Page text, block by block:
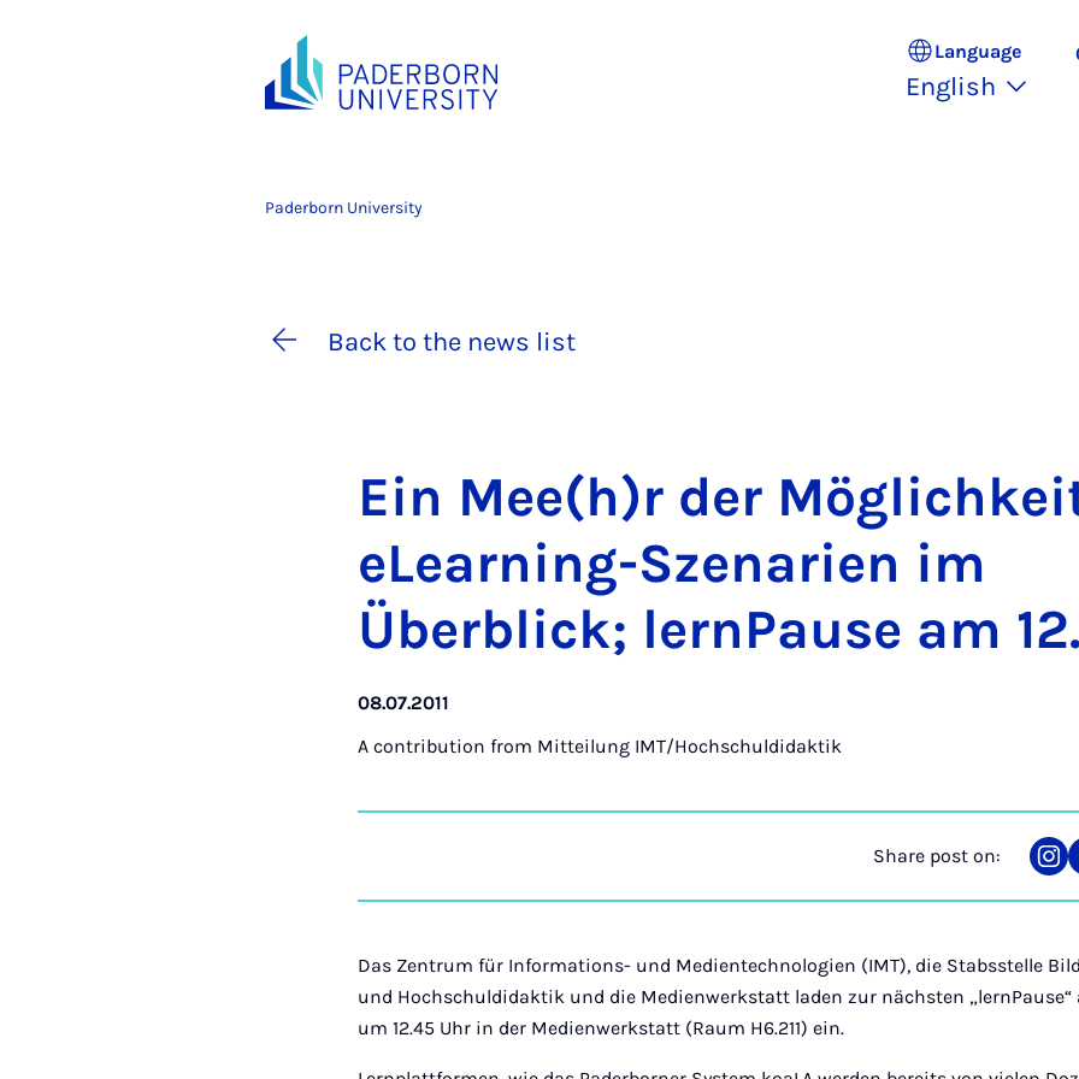
Language
English
Paderborn University
Back to the news list
Ein Mee(h)r der
eLearn­ing-Szenari­en im
Überblick; lern­Pause am
08.07.2011
A contribution from Mitteilung IMT/Hochschuldidaktik
Share post on:
on
Das Zentrum für Informations- und Medientechnologien (IMT), die Stabsstelle
und Hochschuldidaktik und die Medienwerkstatt laden zur nächsten „lernPause“
um 12.45 Uhr in der Medienwerkstatt (Raum H6.211) ein.